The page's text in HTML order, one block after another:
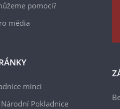
pomoci?
média
mincí
Pokladnice